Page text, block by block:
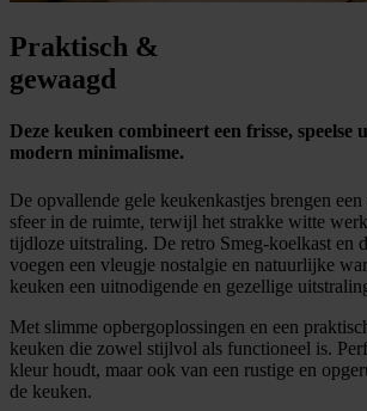
Praktisch &
gewaagd
Deze keuken combineert een frisse, speelse
modern minimalisme.
De opvallende gele keukenkastjes brengen
sfeer in de ruimte, terwijl het strakke witte
tijdloze uitstraling. De retro Smeg-koelkast en
voegen een vleugje nostalgie en natuurlijke
keuken een uitnodigende en gezellige
Met slimme opbergoplossingen en een
keuken die zowel stijlvol als functioneel is.
kleur houdt, maar ook van een rustige en
de keuken.